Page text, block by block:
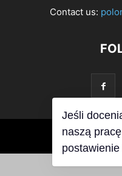
Contact us:
©
Jeśli
naszą